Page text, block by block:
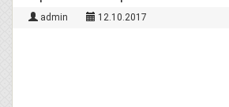
admin 12.10.2017